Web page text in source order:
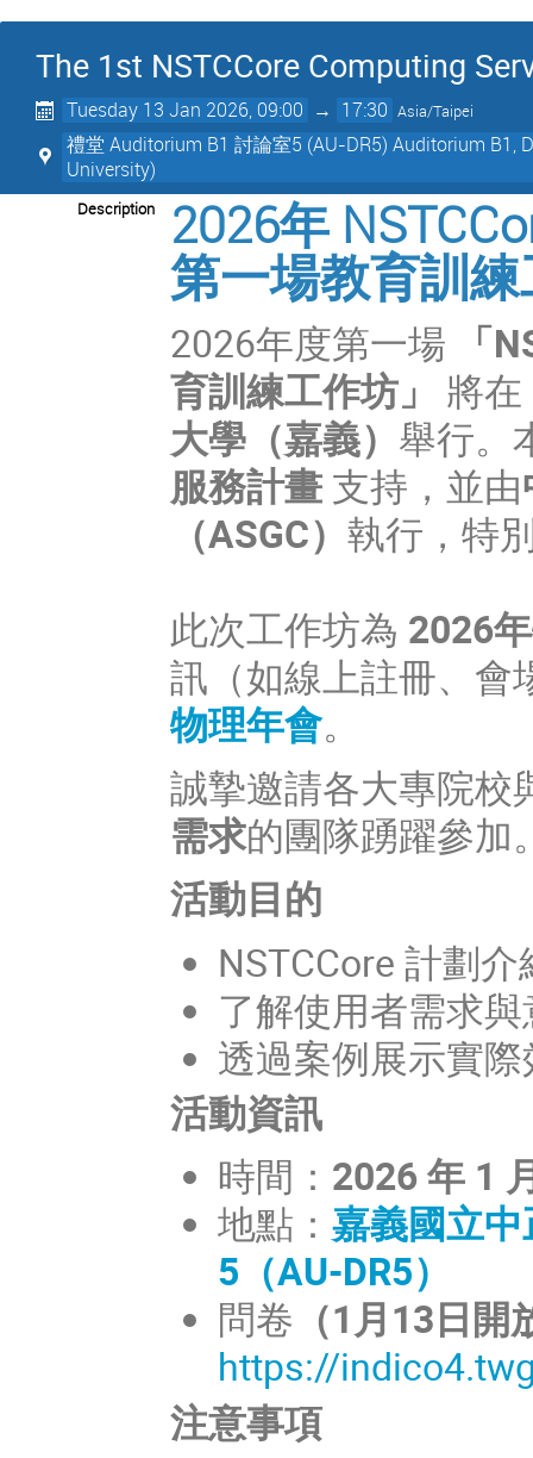
The 1st NSTCCore Computing
Tuesday 13 Jan 2026, 09:00 → 17:30 Asia/Taipei
禮堂 Auditorium B1 討論室5 (AU-DR5) Auditorium B1,
University)
Description 2026年
第一場教育訓
2026年度第一場 「
育訓練工作坊 」 將在
大學（嘉義） 舉行。
服務計畫 支持，並由
（ASGC）執行，特
此次工作坊為 2026
訊（如線上註冊、
物理年會。
誠摯邀請各大專院校
需求的團隊踴躍參加
活動目的
NSTCCore 計劃
了解使用者需求
透過案例展示實
活動資訊
時間： 2026 年 1
地點：嘉義國立
5（AU-DR5）
問卷 （1月13日開
https://
注意事項